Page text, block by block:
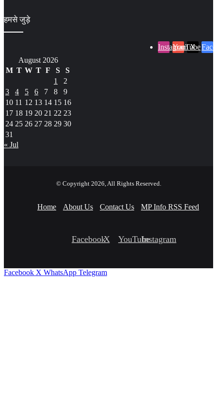
हमसे जुड़े
X
YouTube
Instagram
August 2026
M T W T F S
S
1
2
3
4 5 6 7 8
9
10 11 12 13 14 15 16
17 18 19 20 21 22 23
24 25 26 27 28 29 30
31
« Jul
© Copyright 2026, All Rights Reserved.
Home About Us Contact Us MP Info RSS Feed
FacebookX YouTubeInstagram
Facebook X WhatsApp Telegram